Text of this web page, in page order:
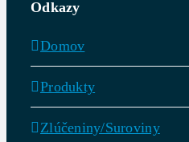
Odkazy
Domov
Produkty
Zlúčeniny/Suroviny